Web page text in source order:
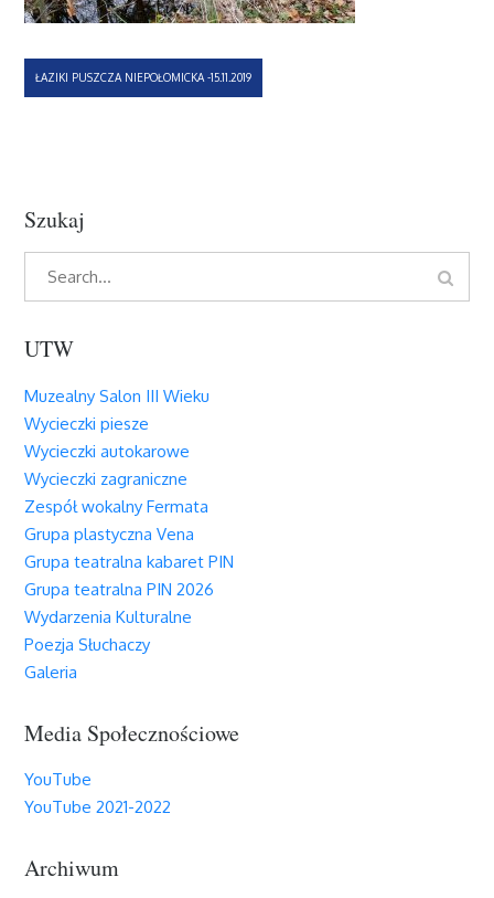
Nawigacja
ŁAZIKI PUSZCZA NIEPOŁOMICKA -15.11.2019
Szukaj
Search
UTW
Muzealny Salon III Wieku
Wycieczki piesze
Wycieczki autokarowe
Wycieczki zagraniczne
Zespół wokalny Fermata
Grupa plastyczna Vena
Grupa teatralna kabaret PIN
Grupa teatralna PIN 2026
Wydarzenia Kulturalne
Poezja Słuchaczy
Galeria
Media Społecznościowe
YouTube
YouTube 2021-2022
Archiwum